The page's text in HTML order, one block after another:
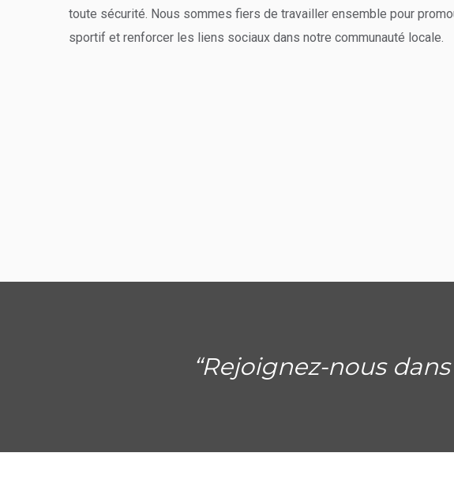
toute sécurité. Nous sommes fiers de travailler ensemble pour
sportif et renforcer les liens sociaux dans notre communauté locale.
“Rejoignez-nous